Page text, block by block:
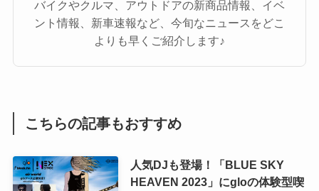
バイクやクルマ、アウトドアの新商品情報、イベ
ント情報、新車速報など、今旬なニュースをどこ
よりも早くご紹介します♪
こちらの記事もおすすめ
人気DJも登場！「BLUE SKY
HEAVEN 2023」にgloの体験型喫